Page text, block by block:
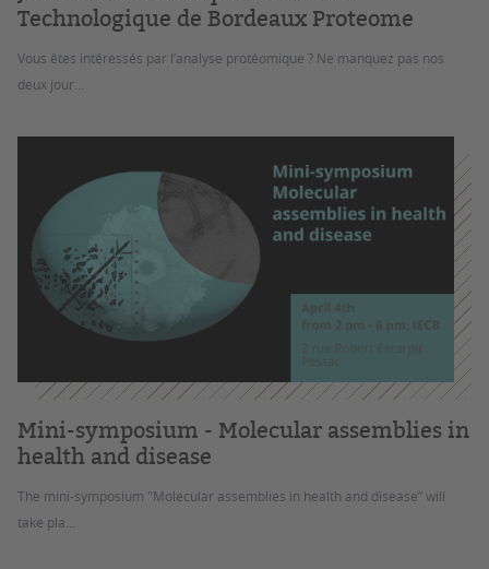
Technologique de Bordeaux Proteome
Vous êtes intéressés par l’analyse protéomique ? Ne manquez pas nos
deux jour...
Mini-symposium - Molecular assemblies in
health and disease
The mini-symposium "Molecular assemblies in health and disease” will
take pla...